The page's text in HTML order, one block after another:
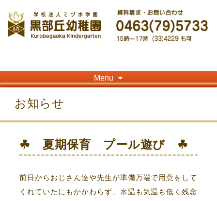
神奈川県平塚市の「学校法人ミヅホ学園黒部丘幼稚園」です！高麗山が見える閑静
な住宅街にある静かな環境で幼児教育を行っています
Menu
to
content
お知らせ
☘ 夏期保育 プール遊び ☘
前日からおじさん達や先生が準備万端で用意をして
くれていたにもかかわらず、水温も気温も低く残念